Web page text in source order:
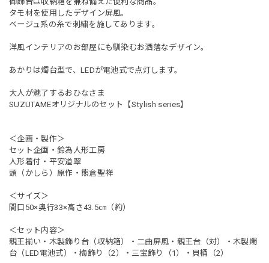
タモ材を使用したデザイン屏風。
ベージュ系の糸で刺繍を施してあります。
洋風インテリアのお部屋にも馴染むお洒落なデザイン。
あかりは燭台型で、LEDが電池式で点灯します。
大人が魅了するおひなさま
SUZUTAMEオリジナルのセット【Stylish series】
＜企画・製作＞
セット企画・鈴為人形工房
人形着付・平安道翠
頭（かしら）原作・熊倉聖祥
＜サイズ＞
間口50×奥行33×高さ43.5㎝（約）
＜セット内容＞
親王揃い・木製飾り台（収納箱）・二曲屏風・親王台（対）・木製燭
台（LED電池式）・梅飾り（2）・三宝飾り（1）・貝桶（2）